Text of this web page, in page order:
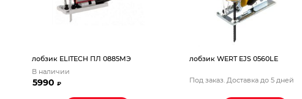
лобзик ELITECH ПЛ 0885МЭ
В наличии
5990₽
лобзик WERT EJS 0560LE
Под заказ. Доставка до 5 дней